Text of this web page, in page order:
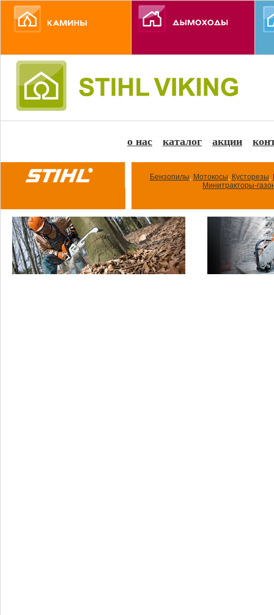
о нас каталог акции
Бензопилы, Мотокосы, Кусторезы,
Минитракторы-